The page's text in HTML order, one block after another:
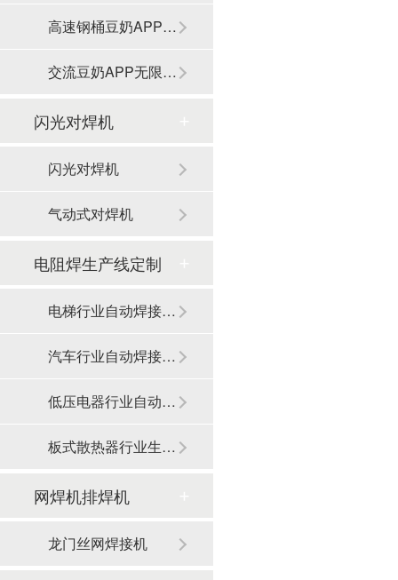
高速钢桶豆奶APP无限免费观看
交流豆奶APP无限免费观看
闪光对焊机
闪光对焊机
气动式对焊机
电阻焊生产线定制
电梯行业自动焊接生产线
汽车行业自动焊接生产线
低压电器行业自动焊接生产线
板式散热器行业生产线
网焊机排焊机
龙门丝网焊接机